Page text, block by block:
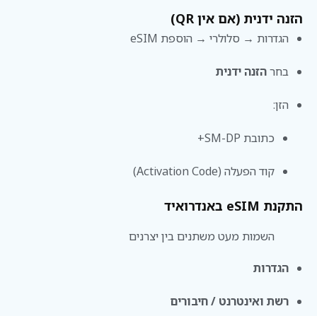
הזנה ידנית (אם אין QR)
הגדרות → סלולרי → הוספת eSIM
בחרהזנה ידנית
הזן:
כתובת SM-DP+
קוד הפעלה (Activation Code)
התקנת eSIM באנדרואיד
השמות מעט משתנים בין יצרנים
הגדרות
רשת ואינטרנט / חיבורים